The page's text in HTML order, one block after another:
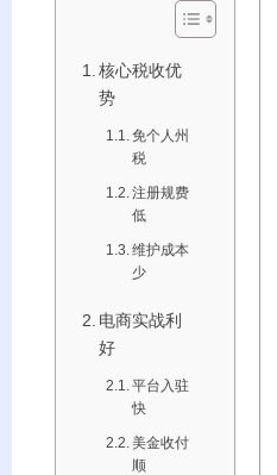
核心税收优
势
免个人州
税
注册规费
低
维护成本
少
电商实战利
好
平台入驻
快
美金收付
顺